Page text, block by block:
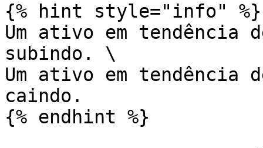
{% hint style="info" %}
Um ativo em tendência
subindo. \
Um ativo em tendência
caindo.
{% endhint %}